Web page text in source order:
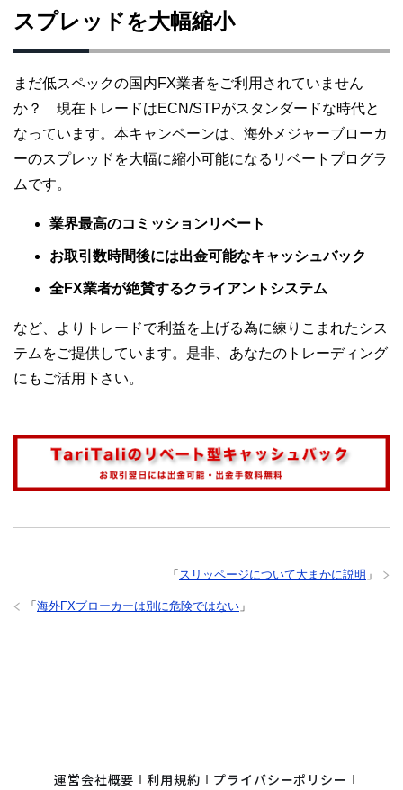
スプレッドを大幅縮小
まだ低スペックの国内FX業者をご利用されていません
か？ 現在トレードはECN/STPがスタンダードな時代と
なっています。本キャンペーンは、海外メジャーブローカ
ーのスプレッドを大幅に縮小可能になるリベートプログラ
ムです。
業界最高のコミッションリベート
お取引数時間後には出金可能なキャッシュバック
全FX業者が絶賛するクライアントシステム
など、よりトレードで利益を上げる為に練りこまれたシス
テムをご提供しています。是非、あなたのトレーディング
にもご活用下さい。
「 スリッページについて大まかに説明 」
「 海外FXブローカーは別に危険ではない 」
運営会社概要 利用規約 プライバシーポリシー